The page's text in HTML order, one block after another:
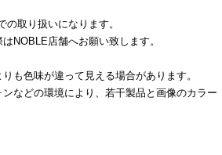
取り扱いになります。
NOBLE店舗へお願い致します。
も色味が違って見える場合があります。
などの環境により、若干製品と画像のカラー